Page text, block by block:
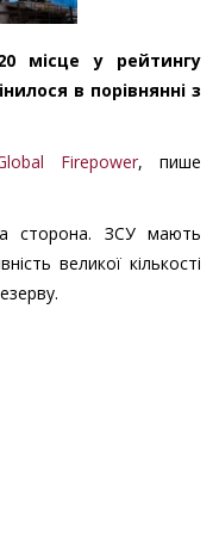
місце у рейтингу
в порівнянні з
Firepower, пише
сторона. ЗСУ мають
великої кількості